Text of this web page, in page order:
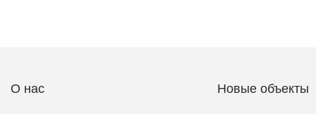
О нас Новые объекты